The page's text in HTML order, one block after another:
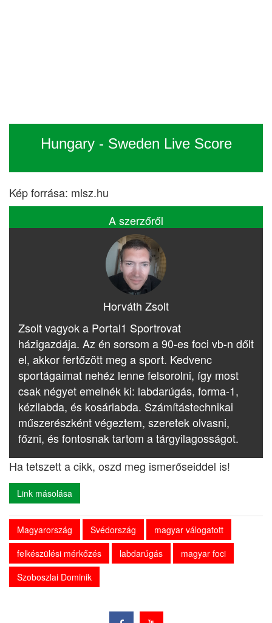
Hungary - Sweden Live Score
Kép forrása: mlsz.hu
A szerzőről
Horváth Zsolt
Zsolt vagyok a Portal1 Sportrovat
házigazdája. Az én sorsom a 90-es foci vb-n dőlt
el, akkor fertőzött meg a sport. Kedvenc
sportágaimat nehéz lenne felsorolni, így most
csak négyet emelnék ki: labdarúgás, forma-1,
kézilabda, és kosárlabda. Számítástechnikai
műszerészként végeztem, szeretek olvasni,
főzni, és fontosnak tartom a tárgyilagosságot.
Ha tetszett a cikk, oszd meg ismerőseiddel is!
Link másolása
Magyarország Svédország
magyar válogatott
felkészülési mérkőzés
labdarúgás
magyar foci
Szoboszlai Dominik